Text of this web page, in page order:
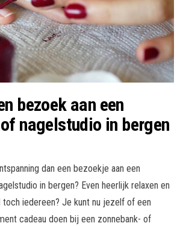
bezoek aan een
nagelstudio in bergen
dan een bezoekje aan een
in bergen? Even heerlijk relaxen en
iedereen? Je kunt nu jezelf of een
cadeau doen bij een zonnebank- of